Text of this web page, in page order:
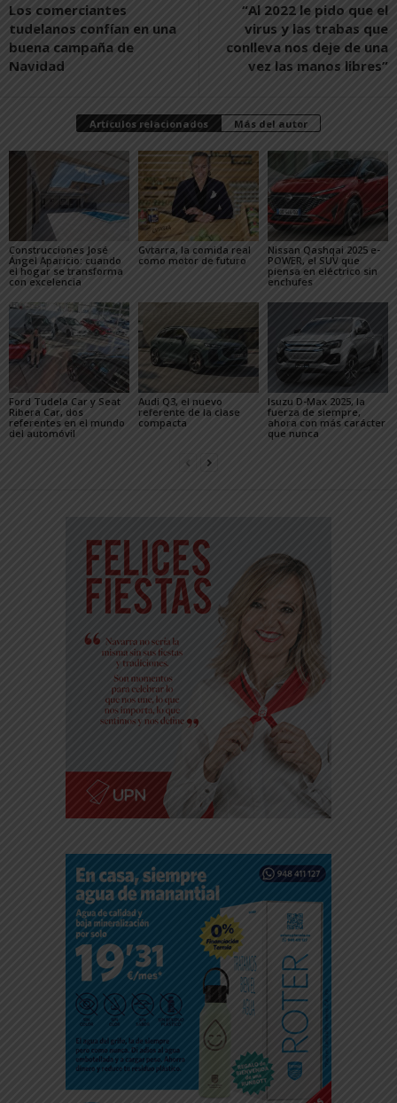
Los comerciantes
tudelanos confían en una
buena campaña de
Navidad
“Al 2022 le pido que el
virus y las trabas que
conlleva nos deje de una
vez las manos libres”
Artículos relacionados Más del autor
Construcciones José
Ángel Aparicio: cuando
el hogar se transforma
con excelencia
Gvtarra, la comida real
como motor de futuro
Nissan Qashqai 2025 e-
POWER, el SUV que
piensa en eléctrico sin
enchufes
Ford Tudela Car y Seat
Ribera Car, dos
referentes en el mundo
del automóvil
Audi Q3, el nuevo
referente de la clase
compacta
Isuzu D-Max 2025, la
fuerza de siempre,
ahora con más carácter
que nunca